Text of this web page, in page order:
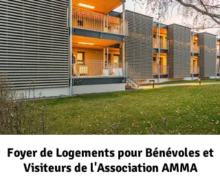
Foyer de Logements pour Bénévoles et
Visiteurs de l'Association AMMA